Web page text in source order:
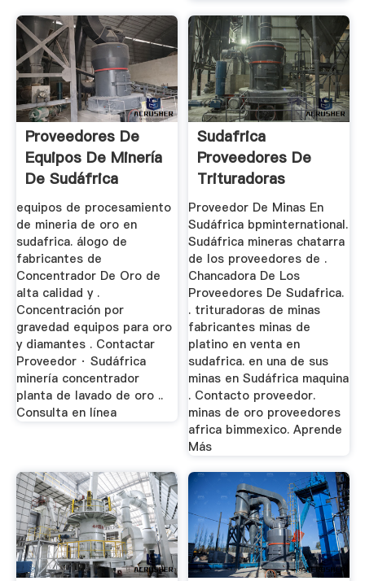
Proveedores De
Equipos De Minería
De Sudáfrica
equipos de procesamiento
de mineria de oro en
sudafrica. álogo de
fabricantes de
Concentrador De Oro de
alta calidad y .
Concentración por
gravedad equipos para oro
y diamantes . Contactar
Proveedor · Sudáfrica
minería concentrador
planta de lavado de oro ..
Consulta en línea
Sudafrica
Proveedores De
Trituradoras
Mineras
Proveedor De Minas En
Sudáfrica bpminternational.
Sudáfrica mineras chatarra
de los proveedores de .
Chancadora De Los
Proveedores De Sudafrica.
. trituradoras de minas
fabricantes minas de
platino en venta en
sudafrica. en una de sus
minas en Sudáfrica maquina
. Contacto proveedor.
minas de oro proveedores
africa bimmexico. Aprende
Más